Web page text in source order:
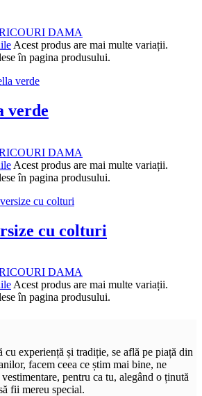
DAMA
Acest produs are mai multe variații.
în pagina produsului.
verde
DAMA
Acest produs are mai multe variații.
în pagina produsului.
cu colturi
DAMA
Acest produs are mai multe variații.
în pagina produsului.
experiență și tradiție, se află pe piață din
facem ceea ce știm mai bine, ne
pentru ca tu, alegând o ținută
fii mereu special.